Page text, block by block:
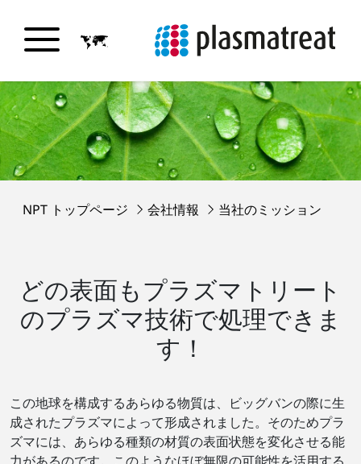
NPT トップページ 会社情報 当社のミッション
どの表面もプラズマトリート
のプラズマ技術で処理できま
す！
この地球を構成するあらゆる物質は、ビッグバンの際に生
成されたプラズマによって形成されました。そのためプラ
ズマには、あらゆる種類の材質の表面状態を変化させる能